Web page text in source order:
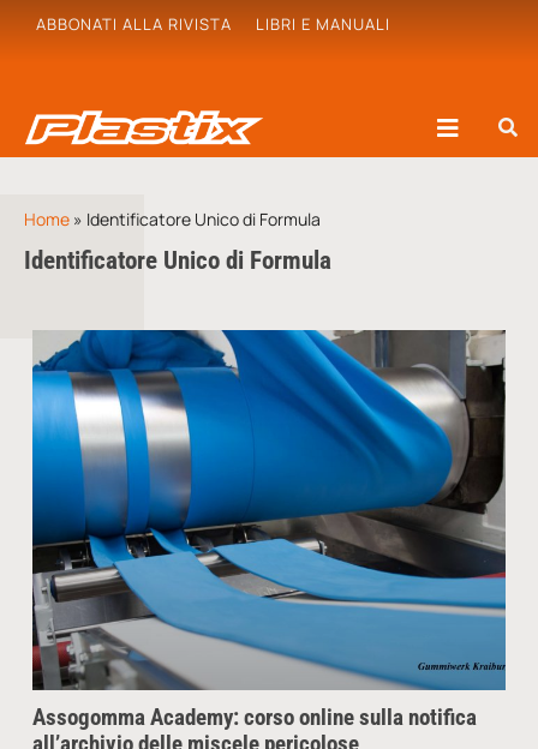
ABBONATI ALLA RIVISTA LIBRI E MANUALI
Home » Identificatore Unico di Formula
Identificatore Unico di Formula
Assogomma Academy: corso online sulla notifica
all’archivio delle miscele pericolose